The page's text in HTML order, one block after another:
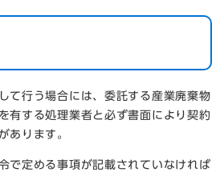
て行う場合には、委託する産業廃棄物
有する処理業者と必ず書面により契約
あります。
で定める事項が記載されていなければ